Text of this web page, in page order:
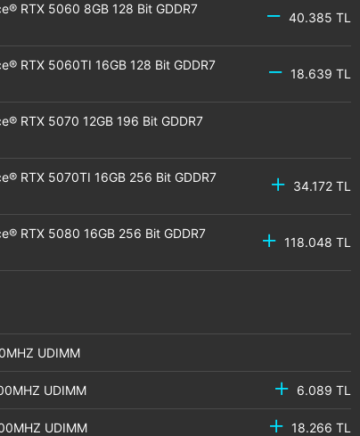
RTX 5060 8GB 128 Bit GDDR7
40.385 TL
RTX 5060TI 16GB 128 Bit GDDR7
18.639 TL
RTX 5070 12GB 196 Bit GDDR7
RTX 5070TI 16GB 256 Bit GDDR7
34.172 TL
RTX 5080 16GB 256 Bit GDDR7
118.048 TL
UDIMM
UDIMM 6.089 TL
UDIMM 18.266 TL